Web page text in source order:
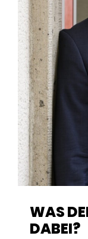
WAS
DABEI?